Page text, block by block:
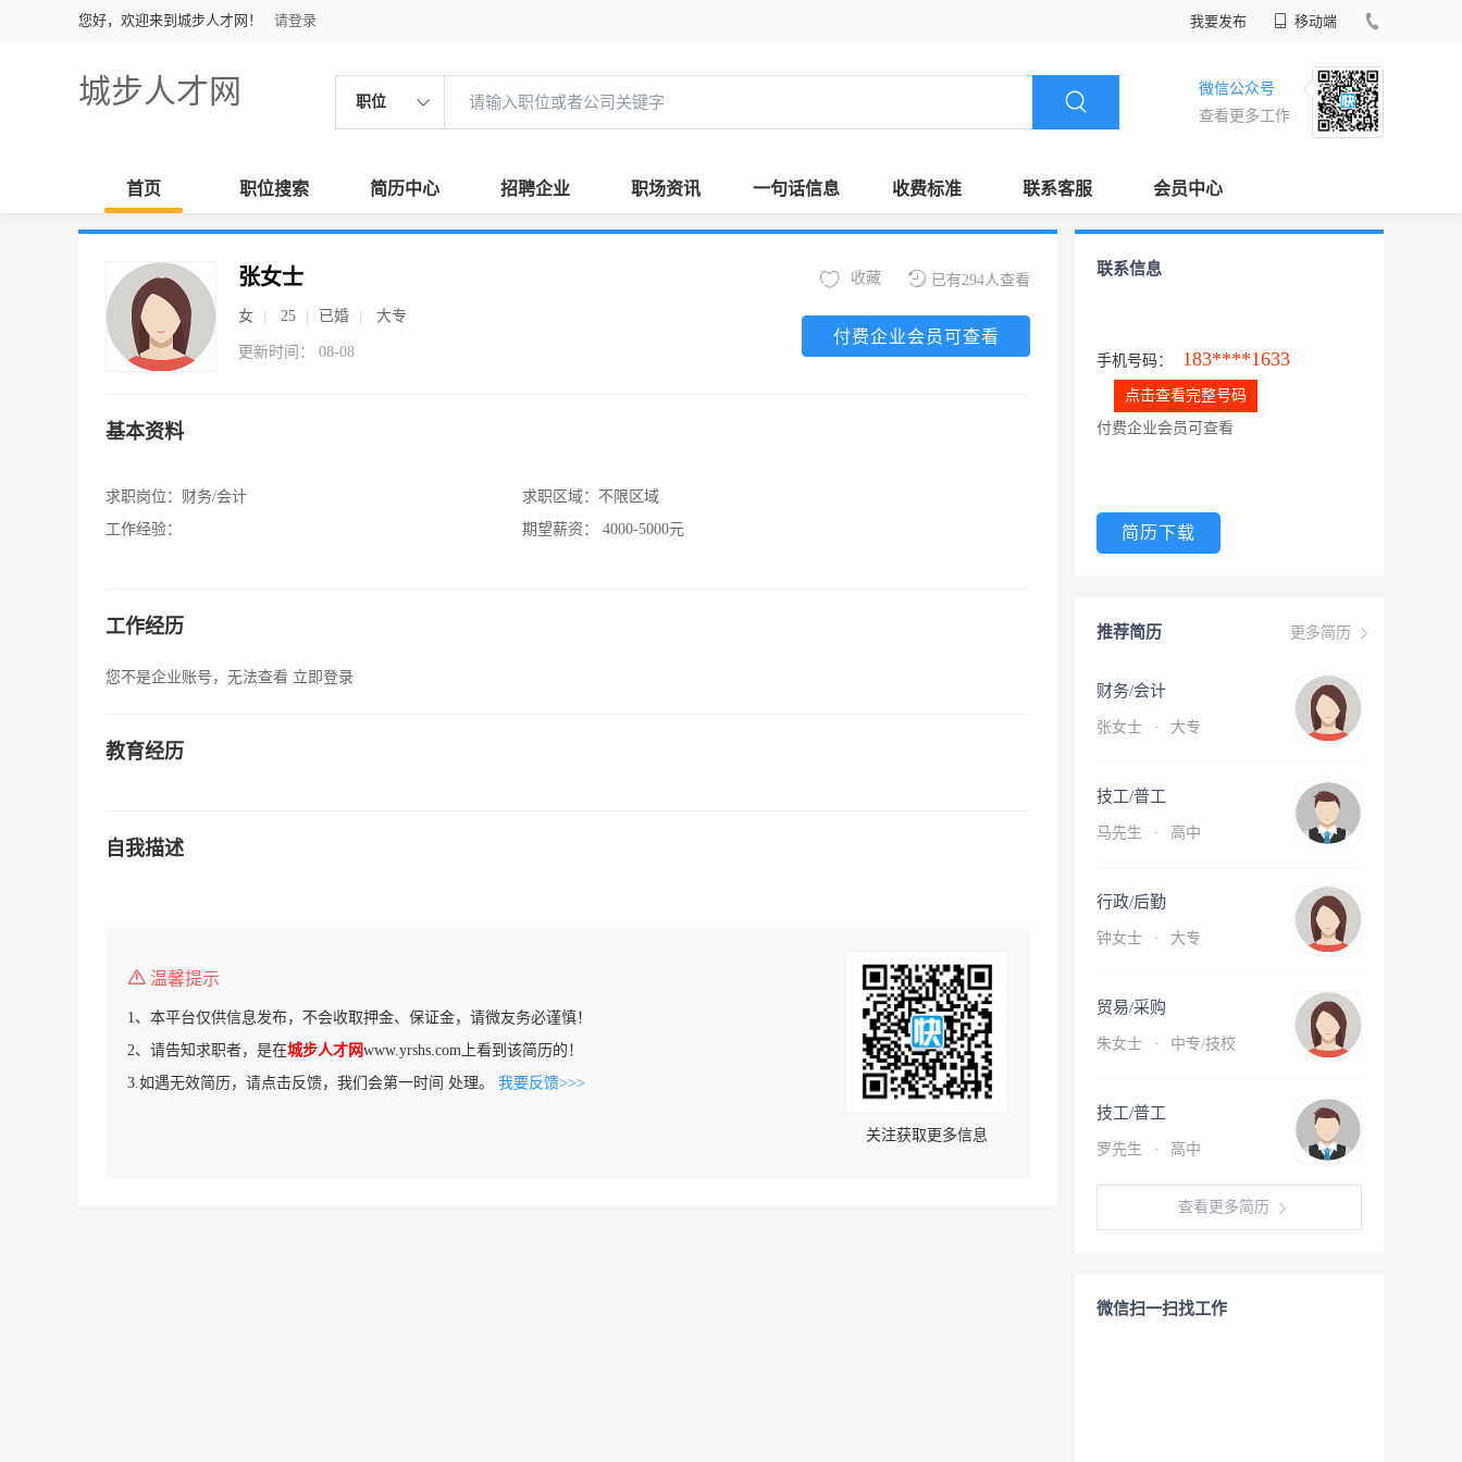
您好，欢迎来到城步人才网！ 请登录 我要发布 移动端
城步人才网 职位
微信公众号
查看更多工作
首页 职位搜索 简历中心 招聘企业 职场资讯 一句话信息 收费标准 联系客服 会员中心
张女士
女 25 已婚 大专
更新时间： 08-08
已有294人查看
收藏
付费企业会员可查看
基本资料
求职岗位： 财务/会计
工作经验：
求职区域： 不限区域
期望薪资：
4000-5000元
工作经历
您不是企业账号，无法查看 立即登录
教育经历
自我描述
温馨提示
1、本平台仅供信息发布，不会收取押金、保证金，请微友务必谨慎！
2、请告知求职者，是在城步人才网www.yrshs.com上看到该简历的！
3.如遇无效简历，请点击反馈，我们会第一时间 处理。 我要反馈>>>
关注获取更多信息
联系信息
手机号码： 183****1633
点击查看完整号码
付费企业会员可查看
简历下载
更多简历
推荐简历
财务/会计
张女士 · 大专
技工/普工
马先生 · 高中
行政/后勤
钟女士 · 大专
贸易/采购
朱女士 · 中专/技校
技工/普工
罗先生 · 高中
查看更多简历
微信扫一扫找工作